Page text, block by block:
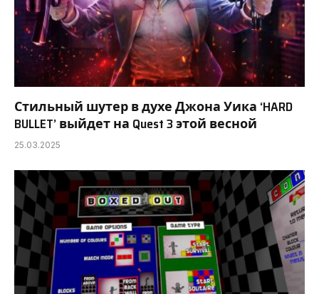
Стильный шутер в духе Джона Уика ‘HARD
BULLET’ выйдет на Quest 3 этой весной
25.03.2025